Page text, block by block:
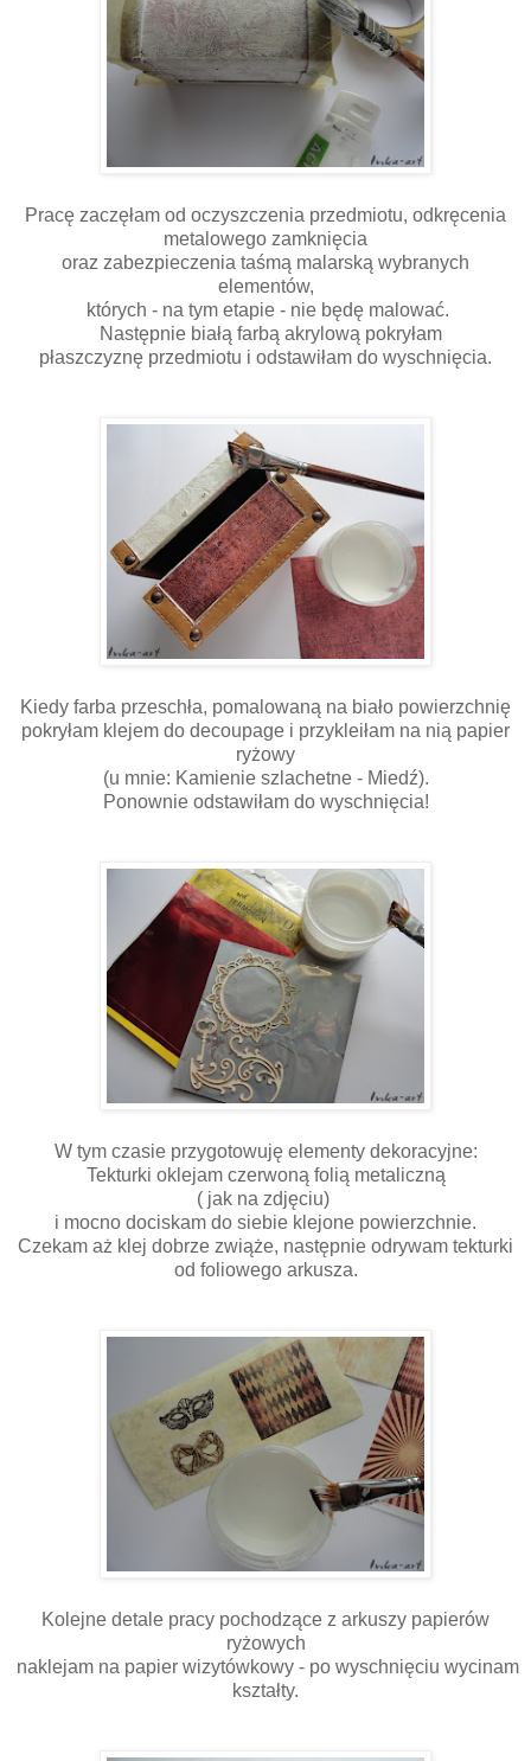
Pracę zaczęłam od oczyszczenia przedmiotu, odkręcenia
metalowego zamknięcia
oraz zabezpieczenia taśmą malarską wybranych
elementów,
których - na tym etapie - nie będę malować.
Następnie białą farbą akrylową pokryłam
płaszczyznę przedmiotu i odstawiłam do wyschnięcia.
Kiedy farba przeschła, pomalowaną na biało powierzchnię
pokryłam klejem do decoupage i przykleiłam na nią papier
ryżowy
(u mnie: Kamienie szlachetne - Miedź).
Ponownie odstawiłam do wyschnięcia!
W tym czasie przygotowuję elementy dekoracyjne:
Tekturki oklejam czerwoną folią metaliczną
( jak na zdjęciu)
i mocno dociskam do siebie klejone powierzchnie.
Czekam aż klej dobrze zwiąże, następnie odrywam tekturki
od foliowego arkusza.
Kolejne detale pracy pochodzące z arkuszy papierów
ryżowych
naklejam na papier wizytówkowy - po wyschnięciu wycinam
kształty.